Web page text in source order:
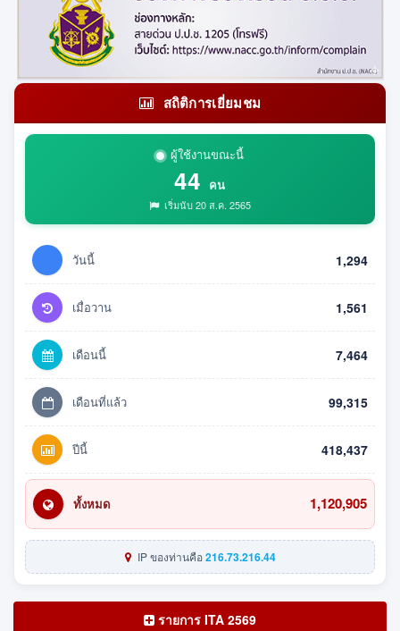
สถิติการเยี่ยมชม
ผู้ใช้งานขณะนี้
44 คน
เริ่มนับ 20 ส.ค. 2565
วันนี้ 1,294
เมื่อวาน 1,561
เดือนนี้ 7,464
เดือนที่แล้ว 99,315
ปีนี้ 418,437
ทั้งหมด 1,120,905
IP ของท่านคือ216.73.216.44
รายการ ITA 2569